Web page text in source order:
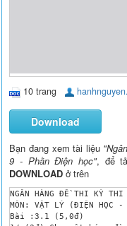
10 trang
Download
Bạn đang xem tài liệu
9 - Phần Điện học", để
DOWNLOAD ở trên
NGÂN HÀNG ĐỀ THI KỲ THI
MÔN: VẬT LÝ (ĐIỆN HỌC
Bài :3.1 (5,0đ)